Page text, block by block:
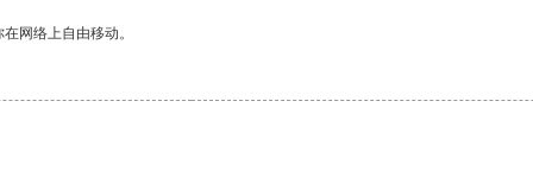
网络上自由移动。